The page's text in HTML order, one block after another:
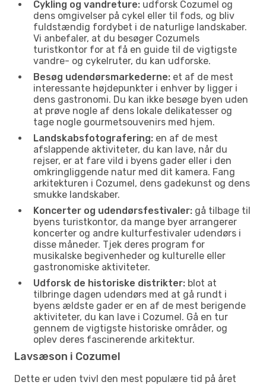
Cykling og vandreture: udforsk Cozumel og
dens omgivelser på cykel eller til fods, og bliv
fuldstændig fordybet i de naturlige landskaber.
Vi anbefaler, at du besøger Cozumels
turistkontor for at få en guide til de vigtigste
vandre- og cykelruter, du kan udforske.
Besøg udendørsmarkederne: et af de mest
interessante højdepunkter i enhver by ligger i
dens gastronomi. Du kan ikke besøge byen uden
at prøve nogle af dens lokale delikatesser og
tage nogle gourmetsouvenirs med hjem.
Landskabsfotografering: en af de mest
afslappende aktiviteter, du kan lave, når du
rejser, er at fare vild i byens gader eller i den
omkringliggende natur med dit kamera. Fang
arkitekturen i Cozumel, dens gadekunst og dens
smukke landskaber.
Koncerter og udendørsfestivaler: gå tilbage til
byens turistkontor, da mange byer arrangerer
koncerter og andre kulturfestivaler udendørs i
disse måneder. Tjek deres program for
musikalske begivenheder og kulturelle eller
gastronomiske aktiviteter.
Udforsk de historiske distrikter: blot at
tilbringe dagen udendørs med at gå rundt i
byens ældste gader er en af de mest berigende
aktiviteter, du kan lave i Cozumel. Gå en tur
gennem de vigtigste historiske områder, og
oplev deres fascinerende arkitektur.
Lavsæson i Cozumel
Dette er uden tvivl den mest populære tid på året